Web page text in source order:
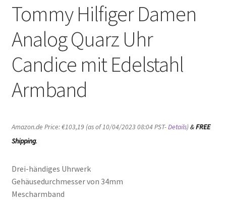
Tommy Hilfiger Damen
Analog Quarz Uhr
Candice mit Edelstahl
Armband
Amazon.de Price:€103,19 (as of 10/04/2023 08:04 PST-Details) &FREE
Shipping.
Drei-händiges Uhrwerk
Gehäusedurchmesser von 34mm
Mescharmband